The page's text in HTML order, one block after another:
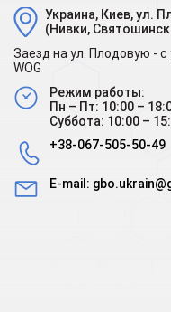
Украина, Киев, ул.
(Нивки,
Заезд на ул. Плодовую -
WOG
Режим работы:
Пн – Пт: 10:00 –
Суббота: 10:00 –
+38-067-505-50-49
E-mail: